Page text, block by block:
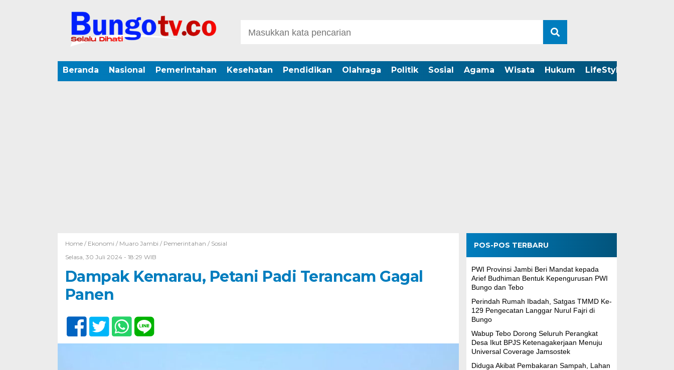
Beranda Nasional Pemerintahan Kesehatan Pendidikan Olahraga Politik Sosial Agama Wisata Hukum LifeStyle
Home / Ekonomi / Muaro Jambi / Pemerintahan / Sosial
Selasa, 30 Juli 2024 - 18:29 WIB
Dampak Kemarau, Petani Padi Terancam Gagal
Panen
POS-POS TERBARU
PWI Provinsi Jambi Beri Mandat kepada
Arief Budhiman Bentuk Kepengurusan PWI
Bungo dan Tebo
Perindah Rumah Ibadah, Satgas TMMD Ke-
129 Pengecatan Langgar Nurul Fajri di
Bungo
Wabup Tebo Dorong Seluruh Perangkat
Desa Ikut BPJS Ketenagakerjaan Menuju
Universal Coverage Jamsostek
Diduga Akibat Pembakaran Sampah, Lahan